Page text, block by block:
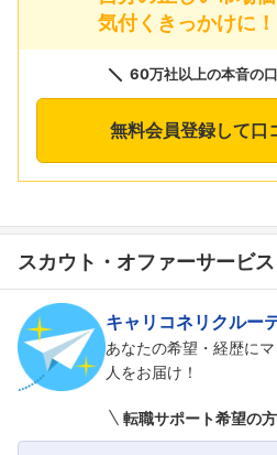
気付くきっかけに！
60万社以上の本音の
無料会員登録して口
スカウト・オファーサービス
キャリコネリクルー
あなたの希望・経歴に
人をお届け！
転職サポート希望の